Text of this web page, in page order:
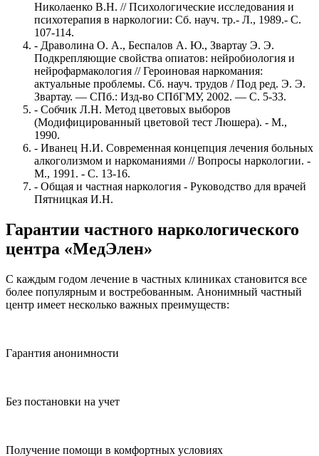
Николаенко В.Н. // Психологические исследования и
психотерапия в наркологии: Сб. науч. тр.- Л., 1989.- С.
107-114.
- Драволина О. А., Беспалов А. Ю., Звартау Э. Э.
Подкрепляющие свойства опиатов: нейробиология и
нейрофармакология // Героиновая наркомания:
актуальные проблемы. Сб. науч. трудов / Под ред. Э. Э.
Звартау. — СПб.: Изд-во СПбГМУ, 2002. — С. 5-33.
- Собчик Л.Н. Метод цветовых выборов
(Модифицированный цветовой тест Люшера). - М.,
1990.
- Иванец Н.И. Современная концепция лечения больных
алкоголизмом и наркоманиями // Вопросы наркологии. -
М., 1991. - С. 13-16.
- Общая и частная наркология - Руководство для врачей
Пятницкая И.Н.
Гарантии частного наркологического
центра «МедЭлен»
С каждым годом лечение в частных клиниках становится все
более популярным и востребованным. Анонимный частный
центр имеет несколько важных преимуществ:
Гарантия анонимности
Без постановки на учет
Получение помощи в комфортных условиях